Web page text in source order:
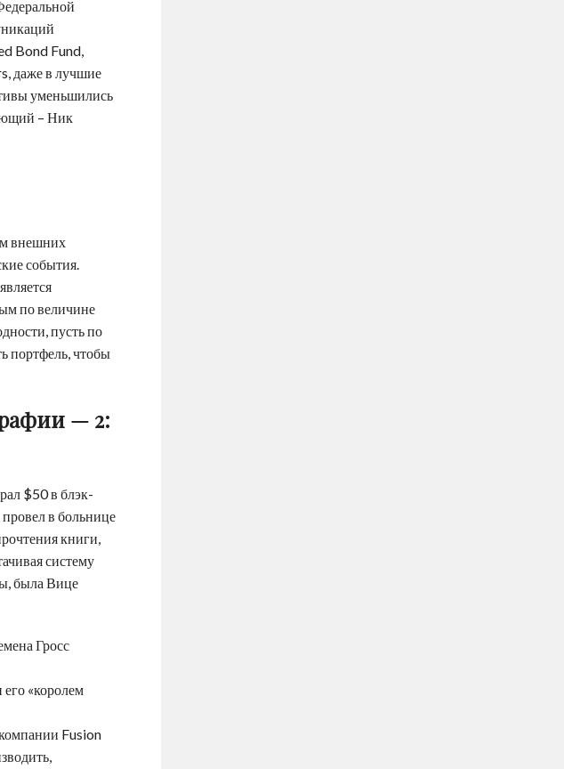
Bond Fund,
даже в лучшие
уменьшились
– Ник
внешних
события.
по величине
пусть по
портфель, чтобы
— 2:
$50 в блэк-
в больнице
книги,
систему
была Вице
Гросс
«королем
Fusion